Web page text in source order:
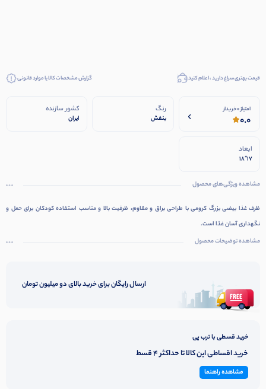
قیمت بهتری سراغ دارید ، اعلام کنید گزارش مشخصات کالا یا موارد قانونی
امتیاز 0 خریدار
0.0
رنگ
بنفش
کشور سازنده
ایران
ابعاد
17*18
مشاهده ویژگی‌های محصول
ظرف غذا بیضی بزرگ کرومی با طراحی براق و مقاوم، ظرفیت بالا و مناسب استفاده کودکان برای حمل و
نگهداری آسان غذا است.
مشاهده توضیحات محصول
ارسال رایگان برای خرید بالای دو میلیون تومان
خرید قسطی با ترب پی
خرید اقساطی این کالا تا حداکثر 4 قسط
مشاهده راهنما